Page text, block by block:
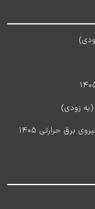
آخرین اخبار استخدام شرکت مادر تخصصی تولید نیروی برق حرارتی 1405